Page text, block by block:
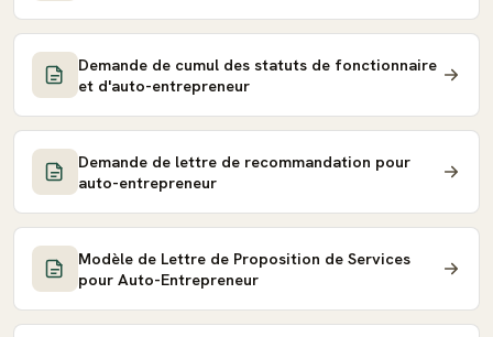
Demande de cumul des statuts de fonctionnaire
et d'auto-entrepreneur
Demande de lettre de recommandation pour
auto-entrepreneur
Modèle de Lettre de Proposition de Services
pour Auto-Entrepreneur